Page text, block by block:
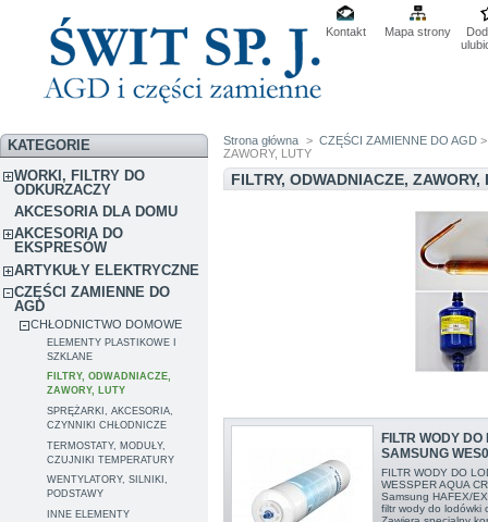
Kontakt Mapa strony
KATEGORIE
WORKI, FILTRY DO
ODKURZACZY
AKCESORIA DLA DOMU
AKCESORIA DO
EKSPRESÓW
ARTYKUŁY ELEKTRYCZNE
CZĘŚCI ZAMIENNE DO
AGD
CHŁODNICTWO DOMOWE
ELEMENTY PLASTIKOWE I
SZKLANE
FILTRY, ODWADNIACZE,
ZAWORY, LUTY
SPRĘŻARKI, AKCESORIA,
CZYNNIKI CHŁODNICZE
TERMOSTATY, MODUŁY,
CZUJNIKI TEMPERATURY
WENTYLATORY, SILNIKI,
PODSTAWY
INNE ELEMENTY
Strona główna > CZĘŚCI ZAMIENNE DO AGD
ZAWORY, LUTY
FILTRY, ODWADNIACZE,
FILTR WODY DO
SAMSUNG
FILTR WODY DO
WESSPER AQUA
Samsung HAFEX/
filtr wody do lodówki